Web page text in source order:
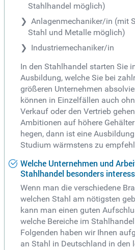
Stahlhandel möglich)
Anlagenmechaniker/in (mit
Stahl und Metalle möglich)
Industriemechaniker/in
In den Stahlhandel starten Sie
Ausbildung, welche Sie bei
größeren Unternehmen
können in Einzelfällen auch
Verkauf oder den Vertrieb
Ambitionen auf höhere
hegen, dann ist eine
Studium wärmstens zu
Welche Unternehmen und
Stahlhandel besonders
Wenn man die verschiedene
welchen Stahl am nötigsten
kann man einen guten
welche Bereiche im
Folgenden haben wir Ihnen
an Stahl in Deutschland in den